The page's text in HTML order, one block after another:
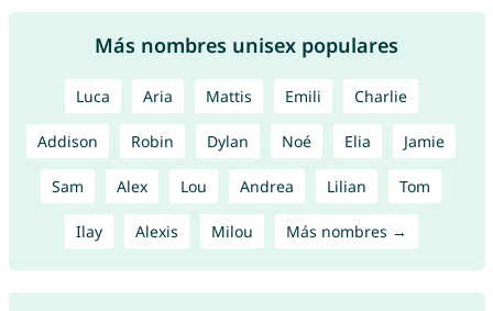
Más nombres unisex populares
Luca Aria Mattis Emili Charlie
Addison Robin Dylan Noé Elia Jamie
Sam Alex Lou Andrea Lilian Tom
Ilay Alexis Milou Más nombres →